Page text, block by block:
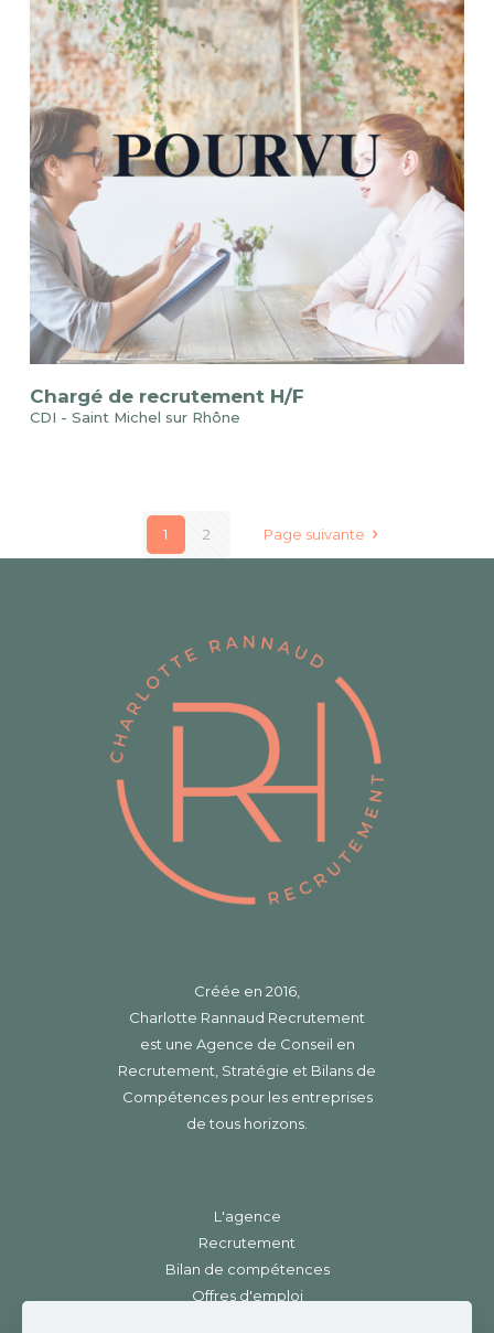
Chargé de recrutement H/F
CDI - Saint Michel sur Rhône
1 2 Page suivante
Créée en 2016,
Charlotte Rannaud Recrutement
est une Agence de Conseil en
Recrutement, Stratégie et Bilans de
Compétences pour les entreprises
de tous horizons.
L'agence
Recrutement
Bilan de compétences
Offres d'emploi